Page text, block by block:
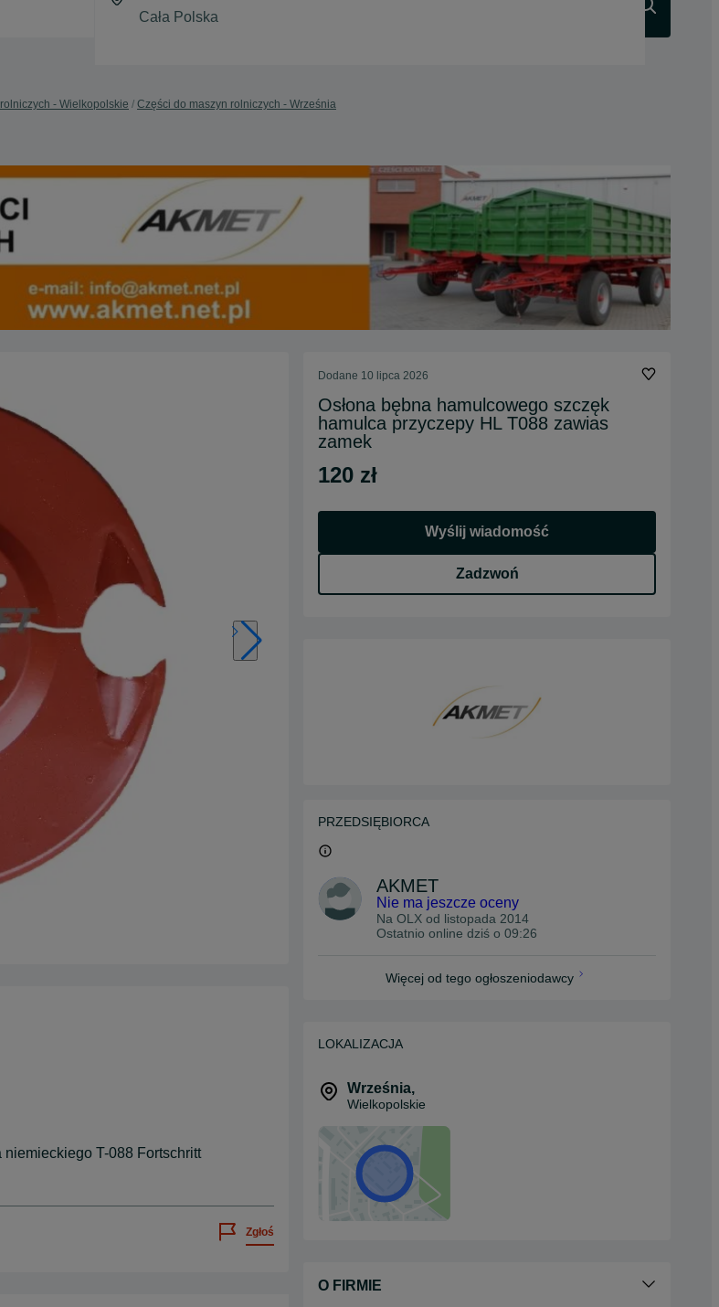
- Wielkopolskie Części do maszyn rolniczych - Września
niemieckiego T-088 Fortschritt
Zgłoś
Dodane 10 lipca 2026
Osłona bębna hamulcowego szczęk
hamulca przyczepy HL T088 zawias
zamek
120 zł
Wyślij wiadomość
Zadzwoń
PRZEDSIĘBIORCA
AKMET
Nie ma jeszcze oceny
Na OLX od listopada 2014
Ostatnio online dziś o 09:26
Więcej od tego ogłoszeniodawcy
LOKALIZACJA
Września,
Wielkopolskie
O FIRMIE